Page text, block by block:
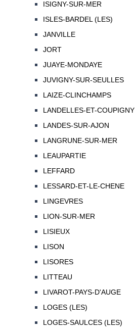
ISIGNY-SUR-MER
ISLES-BARDEL (LES)
JANVILLE
JORT
JUAYE-MONDAYE
JUVIGNY-SUR-SEULLES
LAIZE-CLINCHAMPS
LANDELLES-ET-COUPIGNY
LANDES-SUR-AJON
LANGRUNE-SUR-MER
LEAUPARTIE
LEFFARD
LESSARD-ET-LE-CHENE
LINGEVRES
LION-SUR-MER
LISIEUX
LISON
LISORES
LITTEAU
LIVAROT-PAYS-D'AUGE
LOGES (LES)
LOGES-SAULCES (LES)